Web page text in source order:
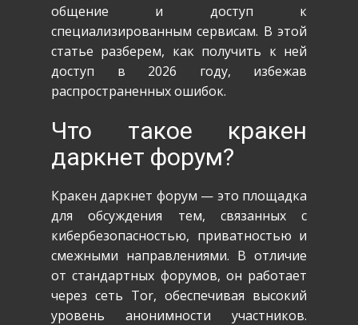
общение и доступ к
специализированным сервисам. В этой
статье разберем, как получить к ней
доступ в 2026 году, избежав
распространенных ошибок.
Что такое кракен
даркнет форум?
Кракен даркнет форум — это площадка
для обсуждения тем, связанных с
кибербезопасностью, приватностью и
смежными направлениями. В отличие
от стандартных форумов, он работает
через сеть Tor, обеспечивая высокий
уровень анонимности участников.